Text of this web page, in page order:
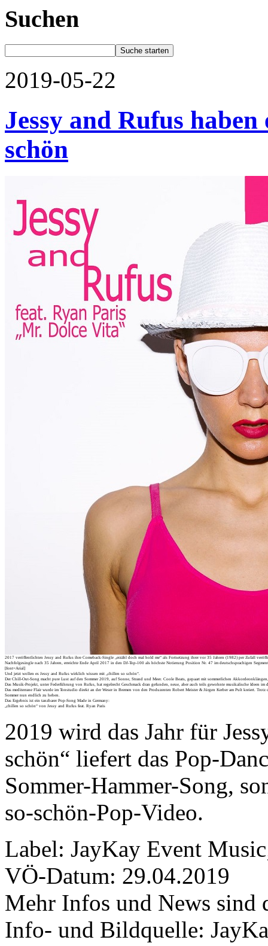
Suchen
2019-05-22
Jessy and Rufus
schön
2017 veröffentlichten Jessy and Rufus ihre Comeback-Single „erzähl doch mal hold me“ als Fortsetzung ihrer vor 35 Jahren (1982) per Zufall
Nachfolgesingle nach 35 Jahren, erreichte Ende April 2017 in den DJ-Top-100 als höchste Notierung Position Nr. 47 im deutschsprachigen
[font=Arial]
Und jetzt wollen es Jessy and Rufus wirklich wissen mit „chillen so schön“.
Der Chill-Out-Song macht pure Lust auf den Sommer 2019, auf Sonne, Strand und Meer. Coole Beats, gepaart mit sommerlichen
Das Musik-Projekt, unter Federführung von Rufus, hat regelrecht Geschmack dran gefunden, neue, aber auch teils gewohnte musikalische Ideen
Das mediterrane Flair wurde im Tonstudio direkt an der Weser in Bremen von den Produzenten Robert Meister & Jürgen Kerber am Pult kreiert.
Sommer nun endlich zu heben.
Das Ergebnis ist ein tanzbarer Pop-Song Made in Germany:
„chillen so schön“ von Jessy and Rufus feat. Ryan Paris
2019 wird das Jahr für
schön“ liefert das Pop-
Sommer-Hammer-Song,
so-schön-Pop-Video.
Label: JayKay Event
VÖ-Datum: 29.04.2019
Mehr Infos und News sind
Info- und Bildquelle: